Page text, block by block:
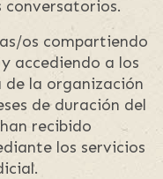
conversatorios.
os compartiendo
accediendo a los
de la organización
de duración del
recibido
los servicios